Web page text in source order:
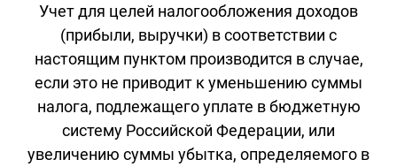
Учет для целей налогообложения доходов
(прибыли, выручки) в соответствии с
настоящим пунктом производится в случае,
если это не приводит к уменьшению суммы
налога, подлежащего уплате в бюджетную
систему Российской Федерации, или
увеличению суммы убытка, определяемого в